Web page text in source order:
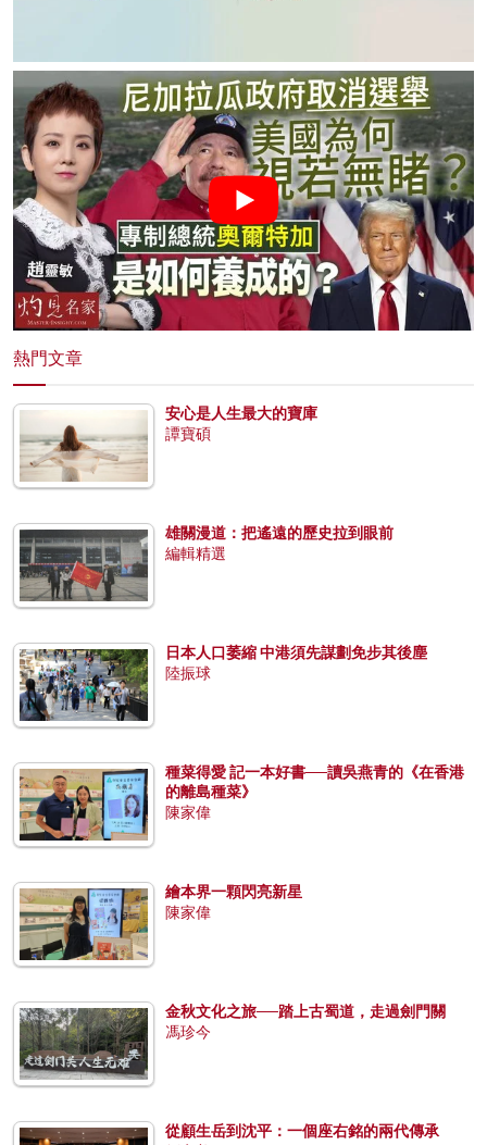
熱門文章
安心是人生最大的寶庫
譚寶碩
雄關漫道：把遙遠的歷史拉到眼前
編輯精選
日本人口萎縮 中港須先謀劃免步其後塵
陸振球
種菜得愛 記一本好書──讀吳燕青的《在香港
的離島種菜》
陳家偉
繪本界一顆閃亮新星
陳家偉
金秋文化之旅──踏上古蜀道，走過劍門關
馮珍今
從顧生岳到沈平：一個座右銘的兩代傳承